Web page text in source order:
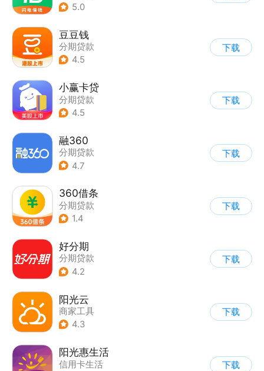
5.0
豆豆钱
分期贷款
4.5
下载
小赢卡贷
分期贷款
4.5
下载
融360
分期贷款
4.7
下载
360借条
分期贷款
1.4
下载
好分期
分期贷款
4.2
下载
阳光云
商家工具
4.3
下载
阳光惠生活
信用卡生活
下载